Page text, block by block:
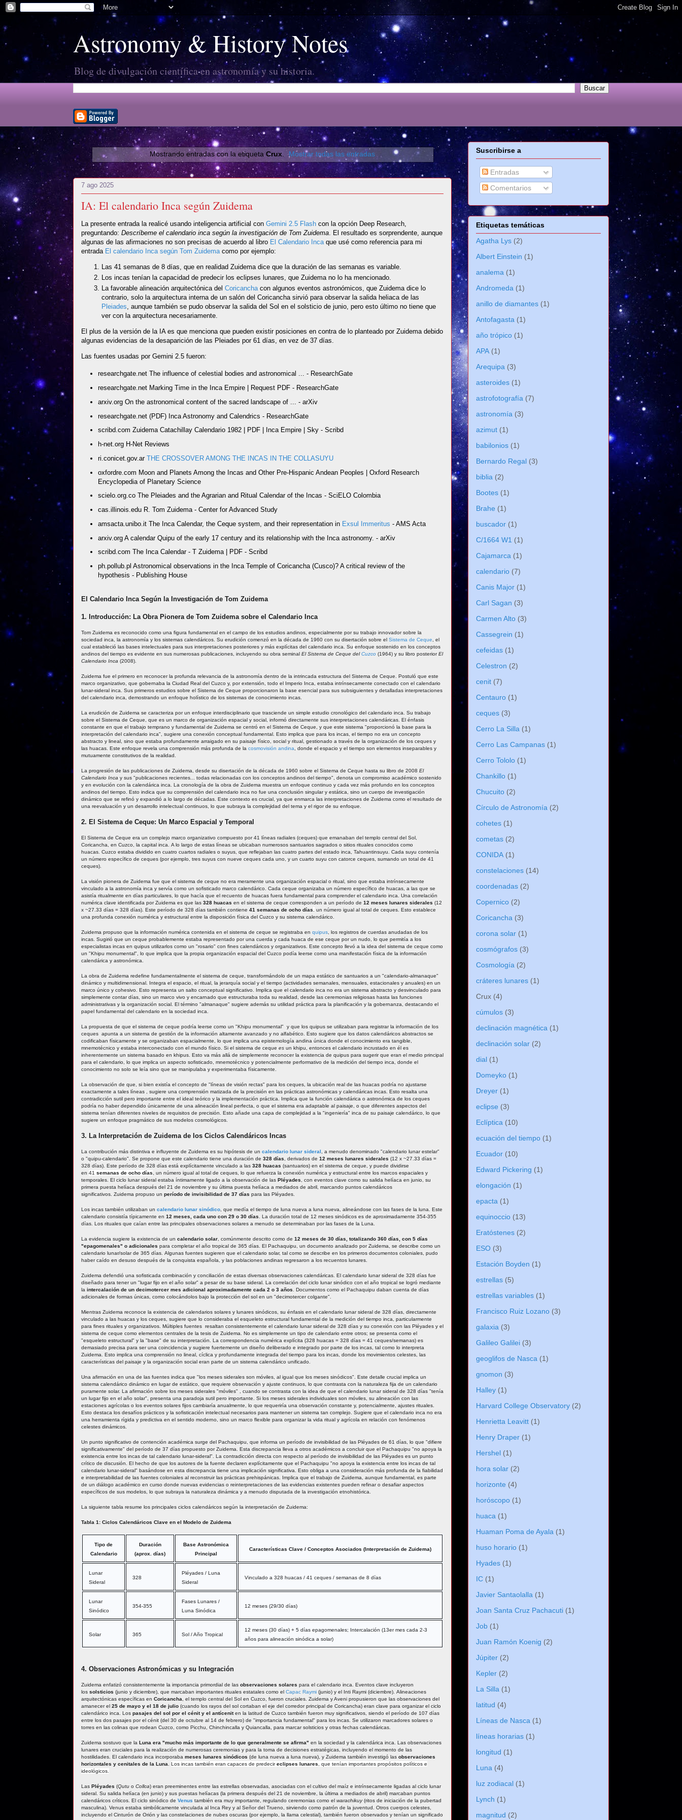
Astronomy & History Notes
Blog de divulgación científica en astronomía y su historia.
Mostrando entradas con la etiquetaCrux. Mostrar todas las entradas
7 ago 2025
IA: El calendario Inca según Zuidema
La presente entrada la realicé usando inteligencia artificial con Gemini 2.5 Flash con la opción Deep Research,
preguntando: Descríbeme el calendario inca según la investigación de Tom Zuidema . El resultado es sorprendente, aunque
algunas de las afirmaciones no son precisas de acuerdo al libro El Calendario Inca que usé como referencia para mi
entrada El calendario Inca según Tom Zuidema como por ejemplo:
Las 41 semanas de 8 días, que en realidad Zuidema dice que la duración de las semanas es variable.
Los incas tenían la capacidad de predecir los eclipses lunares, que Zuidema no lo ha mencionado.
La favorable alineación arquitectónica del Coricanchacon algunos eventos astronómicos, que Zuidema dice lo
contrario, solo la arquitectura interna de un salón del Coricancha sirvió para observar la salida heliaca de las
Pleiades, aunque también se pudo observar la salida del Sol en el solsticio de junio, pero esto último no tiene que
ver con la arquitectura necesariamente.
El plus de la versión de la IA es que menciona que pueden existir posiciones en contra de lo planteado por Zuidema debido
algunas evidencias de la desaparición de las Pleiades por 61 días, en vez de 37 días.
Las fuentes usadas por Gemini 2.5 fueron:
researchgate.net The influence of celestial bodies and astronomical ... - ResearchGate
researchgate.net Marking Time in the Inca Empire | Request PDF - ResearchGate
arxiv.org On the astronomical content of the sacred landscape of ... - arXiv
researchgate.net (PDF) Inca Astronomy and Calendrics - ResearchGate
scribd.com Zuidema Catachillay Calendario 1982 | PDF | Inca Empire | Sky - Scribd
h-net.org H-Net Reviews
ri.conicet.gov.ar THE CROSSOVER AMONG THE INCAS IN THE COLLASUYU
oxfordre.com Moon and Planets Among the Incas and Other Pre-Hispanic Andean Peoples | Oxford Research
Encyclopedia of Planetary Science
scielo.org.co The Pleiades and the Agrarian and Ritual Calendar of the Incas - SciELO Colombia
cas.illinois.edu R. Tom Zuidema - Center for Advanced Study
amsacta.unibo.it The Inca Calendar, the Ceque system, and their representation in Exsul Immeritus - AMS Acta
arxiv.org A calendar Quipu of the early 17 century and its relationship with the Inca astronomy. - arXiv
scribd.com The Inca Calendar - T Zuidema | PDF - Scribd
ph.pollub.pl Astronomical observations in the Inca Temple of Coricancha (Cusco)? A critical review of the
hypothesis - Publishing House
El Calendario Inca Según la Investigación de Tom Zuidema
1. Introducción: La Obra Pionera de Tom Zuidema sobre el Calendario Inca
Tom Zuidema es reconocido como una figura fundamental en el campo de los estudios andinos, especialmente por su trabajo innovador sobre la
sociedad inca, la astronomía y los sistemas calendáricos. Su erudición comenzó en la década de 1960 con su disertación sobre el Sistema de Ceque, el
cual estableció las bases intelectuales para sus interpretaciones posteriores y más explícitas del calendario inca. Su enfoque sostenido en los conceptos
andinos del tiempo es evidente en sus numerosas publicaciones, incluyendo su obra seminal El Sistema de Ceque delCuzco (1964) y su libro posteriorEl
Calendario Inca (2008).
Zuidema fue el primero en reconocer la profunda relevancia de la astronomía dentro de la intrincada estructura del Sistema de Ceque. Postuló que este
marco organizativo, que gobernaba la Ciudad Real del Cuzco y, por extensión, todo el Imperio Inca, estaba intrínsecamente conectado con el calendario
lunar-sideral inca. Sus primeros estudios sobre el Sistema de Ceque proporcionaron la base esencial para sus subsiguientes y detalladas interpretaciones
del calendario inca, demostrando un enfoque holístico de los sistemas de conocimiento incas.
La erudición de Zuidema se caracteriza por un enfoque interdisciplinario que trasciende un simple estudio cronológico del calendario inca. Su trabajo
sobre el Sistema de Ceque, que es un marco de organización espacial y social, informó directamente sus interpretaciones calendáricas. El énfasis
constante en que el trabajo temprano y fundamental de Zuidema se centró en el Sistema de Ceque, y que este sistema "proporcionó la base para la
interpretación del calendario inca", sugiere una conexión conceptual fundamental. Esto implica que para los incas, el tiempo no era un concepto
abstracto y lineal, sino que estaba profundamente arraigado en su paisaje físico, social y ritual, gestionado a través de la organización de los ceques y
las huacas. Este enfoque revela una comprensión más profunda de la cosmovisión andina, donde el espacio y el tiempo son elementos inseparables y
mutuamente constitutivos de la realidad.
La progresión de las publicaciones de Zuidema, desde su disertación de la década de 1960 sobre el Sistema de Ceque hasta su libro de 2008 El
Calendario Inca y sus "publicaciones recientes... todas relacionadas con los conceptos andinos del tiempo", denota un compromiso académico sostenido
y en evolución con la calendárica inca. La cronología de la obra de Zuidema muestra un enfoque continuo y cada vez más profundo en los conceptos
andinos del tiempo. Esto indica que su comprensión del calendario inca no fue una conclusión singular y estática, sino un cuerpo de investigación
dinámico que se refinó y expandió a lo largo de décadas. Este contexto es crucial, ya que enmarca las interpretaciones de Zuidema como el resultado de
una reevaluación y un desarrollo intelectual continuos, lo que subraya la complejidad del tema y el rigor de su enfoque.
2. El Sistema de Ceque: Un Marco Espacial y Temporal
El Sistema de Ceque era un complejo marco organizativo compuesto por 41 líneas radiales (ceques) que emanaban del templo central del Sol,
Coricancha, en Cuzco, la capital inca. A lo largo de estas líneas se ubicaban numerosos santuarios sagrados o sitios rituales conocidos como
huacas. Cuzco estaba dividido en cuatro cuartos radiales o suyus, que reflejaban las cuatro partes del estado inca, Tahuantinsuyu. Cada suyu contenía
un número específico de ceques (por ejemplo, tres suyus con nueve ceques cada uno, y un cuarto suyu con catorce ceques, sumando un total de 41
ceques).
La visión pionera de Zuidema fue que el sistema de ceque no era meramente una organización espacial o ritual, sino que estaba intrínsecamente
vinculado a la astronomía inca y servía como un sofisticado marco calendárico. Cada ceque organizaba un número específico de huacas, a las que se
asistía ritualmente en días particulares, lo que hacía que el recuento de huacas fuera fundamental para comprender el calendario inca. Una correlación
numérica clave identificada por Zuidema es que las 328 huacas en el sistema de ceque corresponden a un período de 12 meses lunares siderales (12
x ~27.33 días = 328 días). Este período de 328 días también contiene 41 semanas de ocho días, un número igual al total de ceques. Esto establece
una profunda conexión numérica y estructural entre la disposición física del Cuzco y su sistema calendárico.
Zuidema propuso que la información numérica contenida en el sistema de ceque se registraba en quipus, los registros de cuerdas anudadas de los
incas. Sugirió que un ceque probablemente estaba representado por una cuerda y cada huaca de ese ceque por un nudo, lo que permitía a los
especialistas incas en quipus utilizarlos como un "rosario" con fines calendáricos y organizativos. Este concepto llevó a la idea del sistema de ceque como
un "Khipu monumental", lo que implica que la propia organización espacial del Cuzco podía leerse como una manifestación física de la información
calendárica y astronómica.
La obra de Zuidema redefine fundamentalmente el sistema de ceque, transformándolo de un mapa estático de santuarios a un "calendario-almanaque"
dinámico y multidimensional. Integra el espacio, el ritual, la jerarquía social y el tiempo (actividades semanales, mensuales, estacionales y anuales) en un
marco único y cohesivo. Esto representa un salto conceptual significativo. Implica que el calendario inca no era un sistema abstracto y desvinculado para
simplemente contar días, sino un marco vivo y encarnado que estructuraba toda su realidad, desde las ceremonias religiosas hasta las funciones
administrativas y la organización social. El término "almanaque" sugiere además su utilidad práctica para la planificación y la gobernanza, destacando el
papel fundamental del calendario en la sociedad inca.
La propuesta de que el sistema de ceque podría leerse como un "Khipu monumental" y que los quipus se utilizaban para registrar la información de los
ceques apunta a un sistema de gestión de la información altamente avanzado y no alfabético. Esto sugiere que los datos calendáricos abstractos se
codificaban físicamente y se organizaban espacialmente, lo que implica una epistemología andina única donde el conocimiento era tangible,
mnemotécnico y estaba interconectado con el mundo físico. Si el sistema de ceque es un khipu, entonces el calendario incrustado en él es
inherentemente un sistema basado en khipus. Esto va más allá de simplemente reconocer la existencia de quipus para sugerir que eran el medio principal
para el calendario, lo que implica un aspecto sofisticado, mnemotécnico y potencialmente performativo de la medición del tiempo inca, donde el
conocimiento no solo se leía sino que se manipulaba y experimentaba físicamente.
La observación de que, si bien existía el concepto de "líneas de visión rectas" para los ceques, la ubicación real de las huacas podría no ajustarse
exactamente a tales líneas , sugiere una comprensión matizada de la precisión en las prácticas astronómicas y calendáricas incas. Esto resalta una
contradicción sutil pero importante entre el ideal teórico y la implementación práctica. Implica que la función calendárica o astronómica de los ceques
podría no haber dependido únicamente de una alineación lineal perfecta, o que el sistema era adaptable al paisaje, o que diferentes aspectos del
sistema tenían diferentes niveles de requisitos de precisión. Esto añade una capa de complejidad a la "ingeniería" inca de su paisaje calendárico, lo que
sugiere un enfoque pragmático de sus modelos cosmológicos.
3. La Interpretación de Zuidema de los Ciclos Calendáricos Incas
La contribución más distintiva e influyente de Zuidema es su hipótesis de un calendario lunar sideral, a menudo denominado "calendario lunar estelar"
o "quipu-calendario". Se propone que este calendario tiene una duración de 328 días, derivados de 12 meses lunares siderales (12 x ~27.33 días =
328 días). Este período de 328 días está explícitamente vinculado a las 328 huacas (santuarios) en el sistema de ceque, y puede dividirse
en 41 semanas de ocho días, un número igual al total de ceques, lo que refuerza la conexión numérica y estructural entre los marcos espaciales y
temporales. El ciclo lunar sideral estaba íntimamente ligado a la observación de las Pléyades, con eventos clave como su salida helíaca en junio, su
primera puesta helíaca después del 21 de noviembre y su última puesta helíaca a mediados de abril, marcando puntos calendáricos
significativos. Zuidema propuso un período de invisibilidad de 37 días para las Pléyades.
Los incas también utilizaban un calendario lunar sinódico, que medía el tiempo de luna nueva a luna nueva, alineándose con las fases de la luna. Este
calendario consistía típicamente en 12 meses, cada uno con 29 o 30 días. La duración total de 12 meses sinódicos es de aproximadamente 354-355
días. Los rituales que caían entre las principales observaciones solares a menudo se determinaban por las fases de la Luna.
La evidencia sugiere la existencia de un calendario solar, comúnmente descrito como de 12 meses de 30 días, totalizando 360 días, con 5 días
"epagomenales" o adicionales para completar el año tropical de 365 días. El Pachaquipu, un documento analizado por Zuidema, se describe como un
calendario lunar/solar de 365 días. Algunas fuentes sugieren que el calendario solar, tal como se describe en los primeros documentos coloniales, pudo
haber caído en desuso después de la conquista española, y las poblaciones andinas regresaron a los recuentos lunares.
Zuidema defendió una sofisticada combinación y conciliación de estas diversas observaciones calendáricas. El calendario lunar sideral de 328 días fue
diseñado para tener un "lugar fijo en el año solar" a pesar de su base sideral. La correlación del ciclo lunar sinódico con el año tropical se logró mediante
la intercalación de un decimotercer mes adicional aproximadamente cada 2 o 3 años. Documentos como el Pachaquipu daban cuenta de días
adicionales de formas únicas, como colocándolos bajo la protección del sol en un "decimotercer colgante".
Mientras Zuidema reconoce la existencia de calendarios solares y lunares sinódicos, su énfasis en el calendario lunar sideral de 328 días, directamente
vinculado a las huacas y los ceques, sugiere que lo consideraba el esqueleto estructural fundamental de la medición del tiempo inca, particularmente
para fines rituales y organizativos. Múltiples fuentes resaltan consistentemente el calendario lunar sideral de 328 días y su conexión con las Pléyades y el
sistema de ceque como elementos centrales de la tesis de Zuidema. No es simplemente un tipo de calendario entre otros; se presenta como el
"esqueleto estructural" y la "base" de su interpretación. La correspondencia numérica explícita (328 huacas = 328 días = 41 ceques/semanas) es
demasiado precisa para ser una coincidencia y sugiere fuertemente un diseño deliberado e integrado por parte de los incas, tal como lo interpreta
Zuidema. Esto implica una comprensión no lineal, cíclica y profundamente integrada del tiempo para los incas, donde los movimientos celestes, las
características del paisaje y la organización social eran parte de un sistema calendárico unificado.
Una afirmación en una de las fuentes indica que "los meses siderales son móviles, al igual que los meses sinódicos". Este detalle crucial implica un
sistema calendárico dinámico en lugar de estático, que requiere observación y ajuste continuos, lo que contrasta con la naturaleza fija de un calendario
puramente solar. La afirmación sobre los meses siderales "móviles" , cuando se contrasta con la idea de que el calendario lunar sideral de 328 días "tenía
un lugar fijo en el año solar", presenta una paradoja sutil pero importante. Si los meses siderales individuales son móviles, su alineación con las
estaciones agrícolas o los eventos solares fijos cambiaría anualmente, lo que requeriría una observación constante y, potencialmente, ajustes rituales.
Esto destaca los desafíos prácticos y la sofisticación intelectual necesarios para mantener un sistema tan complejo. Sugiere que el calendario inca no era
una herramienta rígida y predictiva en el sentido moderno, sino un marco flexible para organizar la vida ritual y agrícola en relación con fenómenos
celestes dinámicos.
Un punto significativo de contención académica surge del Pachaquipu, que informa un período de invisibilidad de las Pléyades de 61 días, lo que "difiere
significativamente" del período de 37 días propuesto por Zuidema. Esta discrepancia lleva a otros académicos a concluir que el Pachaquipu "no apoya la
existencia entre los incas de tal calendario lunar-sideral". La contradicción directa con respecto al período de invisibilidad de las Pléyades es un punto
crítico de discusión. El hecho de que los autores de la fuente declaren explícitamente que el Pachaquipu "no apoya la existencia entre los incas de tal
calendario lunar-sideral" basándose en esta discrepancia tiene una implicación significativa. Esto obliga a una consideración más profunda de la fiabilidad
e interpretabilidad de las fuentes coloniales al reconstruir las prácticas prehispánicas. Implica que el trabajo de Zuidema, aunque fundamental, es parte
de un diálogo académico en curso donde nuevas evidencias o reinterpretaciones de las evidencias existentes pueden refinar o desafiar aspectos
específicos de sus modelos, lo que subraya la naturaleza dinámica y a menudo disputada de la investigación etnohistórica.
La siguiente tabla resume los principales ciclos calendáricos según la interpretación de Zuidema:
Tabla 1: Ciclos Calendáricos Clave en el Modelo de Zuidema
Tipo de
Calendario
Duración
(aprox. días)
Base Astronómica
Principal
Características Clave / Conceptos Asociados (Interpretación de Zuidema)
Lunar
Sideral
328
Pléyades / Luna
Sideral
Vinculado a 328 huacas / 41 ceques / semanas de 8 días
Lunar
Sinódico
354-355
Fases Lunares /
Luna Sinódica
12 meses (29/30 días)
Solar 365 Sol / Año Tropical
12 meses (30 días) + 5 días epagomenales; Intercalación (13er mes cada 2-3
años para alineación sinódica a solar)
4. Observaciones Astronómicas y su Integración
Zuidema enfatizó consistentemente la importancia primordial de las observaciones solares para el calendario inca. Eventos clave incluyeron
los solsticios (junio y diciembre), que marcaban importantes rituales estatales como el Capac Raymi (junio) y el Inti Raymi (diciembre). Alineaciones
arquitectónicas específicas en Coricancha, el templo central del Sol en Cuzco, fueron cruciales. Zuidema y Aveni propusieron que las observaciones del
amanecer el 25 de mayo y el 18 de julio (cuando los rayos del sol cortaban el eje del corredor principal de Coricancha) eran clave para organizar el ciclo
calendárico inca. Los pasajes del sol por el cénit y el antíceniten la latitud de Cuzco también fueron muy significativos, siendo el período de 107 días
entre los dos pasajes por el cénit (del 30 de octubre al 14 de febrero) de "importancia fundamental" para los incas. Se utilizaron marcadores solares o
torres en las colinas que rodean Cuzco, como Picchu, Chinchincalla y Quiancalla, para marcar solsticios y otras fechas calendáricas.
Zuidema sostuvo que la Luna era "mucho más importante de lo que generalmente se afirma" en la sociedad y la calendárica inca. Las observaciones
lunares eran cruciales para la realización de numerosas ceremonias y para la toma de decisiones estratégicas, incluyendo el momento de las
hostilidades. El calendario inca incorporaba meses lunares sinódicos (de luna nueva a luna nueva), y Zuidema también investigó las observaciones
horizontales y cenitales de la Luna. Los incas también eran capaces de predecireclipses lunares, que tenían importantes propósitos políticos e
ideológicos.
Las Pléyades (Qutu o Collca) eran preeminentes entre las estrellas observadas, asociadas con el cultivo del maíz e intrínsecamente ligadas al ciclo lunar
sideral. Su salida helíaca (en junio) y sus puestas helíacas (la primera después del 21 de noviembre, la última a mediados de abril) marcaban puntos
calendáricos críticos. El ciclo sinódico de Venus también era muy importante, regulando ceremonias como el warachikuy(ritos de iniciación de la pubertad
masculina). Venus estaba simbólicamente vinculada al Inca Rey y al Señor del Trueno, sirviendo como patrón de la juventud. Otros cuerpos celestes,
incluyendo el Cinturón de Orión y las constelaciones de nubes oscuras (por ejemplo, la llama celestial), también fueron observados y tenían un significado
Suscribirse a
Entradas
Comentarios
Etiquetas temáticas
Agatha Lys (2)
Albert Einstein (1)
analema (1)
Andromeda (1)
anillo de diamantes (1)
Antofagasta (1)
año trópico (1)
APA (1)
Arequipa (3)
asteroides (1)
astrofotografía (7)
astronomía (3)
azimut (1)
babilonios (1)
Bernardo Regal (3)
biblia (2)
Bootes (1)
Brahe (1)
buscador (1)
C/1664 W1 (1)
Cajamarca (1)
calendario (7)
Canis Major (1)
Carl Sagan (3)
Carmen Alto (3)
Cassegrein (1)
cefeidas (1)
Celestron (2)
cenit (7)
Centauro (1)
ceques (3)
Cerro La Silla (1)
Cerro Las Campanas (1)
Cerro Tololo (1)
Chankillo (1)
Chucuito (2)
Círculo de Astronomía (2)
cohetes (1)
cometas (2)
CONIDA (1)
constelaciones (14)
coordenadas (2)
Copernico (2)
Coricancha (3)
corona solar (1)
cosmógrafos (3)
Cosmología (2)
cráteres lunares (1)
Crux (4)
cúmulos (3)
declinación magnética (1)
declinación solar (2)
dial (1)
Domeyko (1)
Dreyer (1)
eclipse (3)
Eclíptica (10)
ecuación del tiempo (1)
Ecuador (10)
Edward Pickering (1)
elongación (1)
epacta (1)
equinoccio (13)
Eratóstenes (2)
ESO (3)
Estación Boyden (1)
estrellas (5)
estrellas variables (1)
Francisco Ruiz Lozano (3)
galaxia (3)
Galileo Galilei (3)
geoglifos de Nasca (1)
gnomon (3)
Halley (1)
Harvard College Observatory (2)
Henrietta Leavitt (1)
Henry Draper (1)
Hershel (1)
hora solar (2)
horizonte (4)
horóscopo (1)
huaca (1)
Huaman Poma de Ayala (1)
huso horario (1)
Hyades (1)
IC (1)
Javier Santaolalla (1)
Joan Santa Cruz Pachacuti (1)
Job (1)
Juan Ramón Koenig (2)
Júpiter (2)
Kepler (2)
La Silla (1)
latitud (4)
Líneas de Nasca (1)
líneas horarias (1)
longitud (1)
Luna (4)
luz zodiacal (1)
Lynch (1)
magnitud (2)